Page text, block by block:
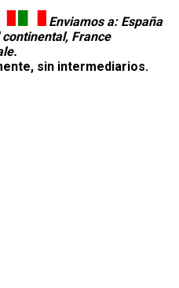
Enviamos a: España
France
sin intermediarios.